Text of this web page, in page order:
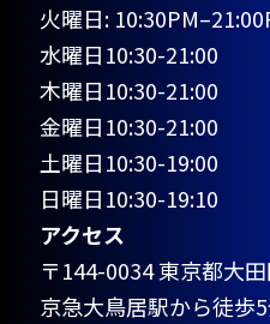
火曜日:
水曜日10:30-21:00
木曜日10:30-21:00
金曜日10:30-21:00
土曜日10:30-19:00
日曜日10:30-19:10
アクセス
〒144-0034 東京都大
京急大鳥居駅から徒歩